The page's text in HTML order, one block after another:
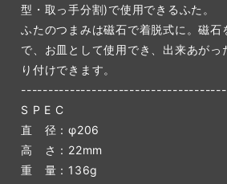
型・取っ手分割)で使用できるふた。
ふたのつまみは磁石で着脱式に。磁石
で、お皿として使用でき、出来あがっ
り付けできます。
S P E C
直 径：φ206
高 さ：22mm
重 量：136g